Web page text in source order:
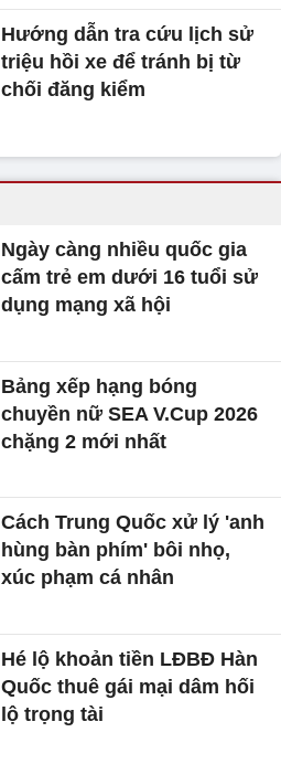
Hướng dẫn tra cứu lịch sử
triệu hồi xe để tránh bị từ
chối đăng kiểm
Ngày càng nhiều quốc gia
cấm trẻ em dưới 16 tuổi sử
dụng mạng xã hội
Bảng xếp hạng bóng
chuyền nữ SEA V.Cup 2026
chặng 2 mới nhất
Cách Trung Quốc xử lý 'anh
hùng bàn phím' bôi nhọ,
xúc phạm cá nhân
Hé lộ khoản tiền LĐBĐ Hàn
Quốc thuê gái mại dâm hối
lộ trọng tài